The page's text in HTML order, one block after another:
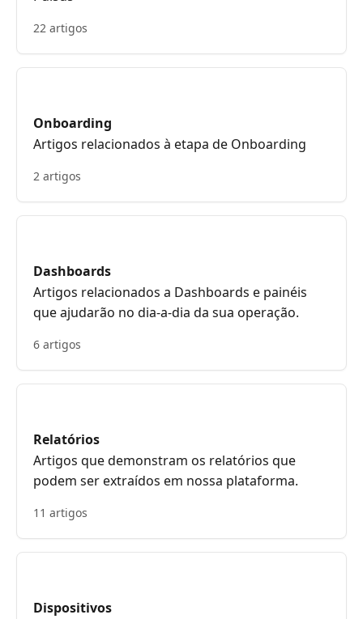
22 artigos
Onboarding
Artigos relacionados à etapa de Onboarding
2 artigos
Dashboards
Artigos relacionados a Dashboards e painéis
que ajudarão no dia-a-dia da sua operação.
6 artigos
Relatórios
Artigos que demonstram os relatórios que
podem ser extraídos em nossa plataforma.
11 artigos
Dispositivos